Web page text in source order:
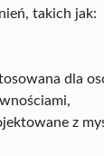
takich jak:
dla
z